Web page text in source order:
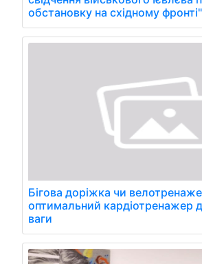
обстановку на східному фронті"
Бігова доріжка чи
оптимальний кардіотренажер
ваги